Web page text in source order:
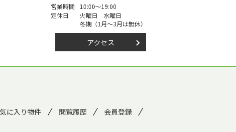
営業時間
10:00～19:00
定休日
火曜日 水曜日
冬期（1月～3月は無休）
アクセス
に入り物件 閲覧履歴
会員登録